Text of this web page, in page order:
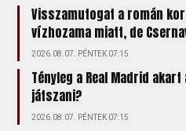
Visszamutogat a román
vízhozama miatt, de
2026.08.07. PÉNTEK 07:15
Tényleg a Real Madrid
játszani?
2026.08.07. PÉNTEK 07:15